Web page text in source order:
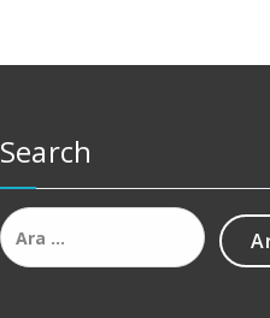
Search
Arama: